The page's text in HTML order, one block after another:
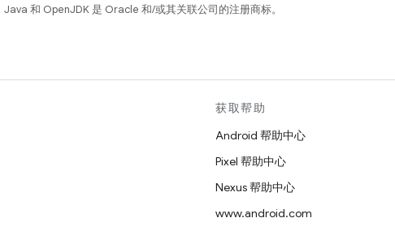
和 OpenJDK 是 Oracle 和/或其关联公司的注册商标。
获取帮助
Android 帮助中心
Pixel 帮助中心
Nexus 帮助中心
www.android.com